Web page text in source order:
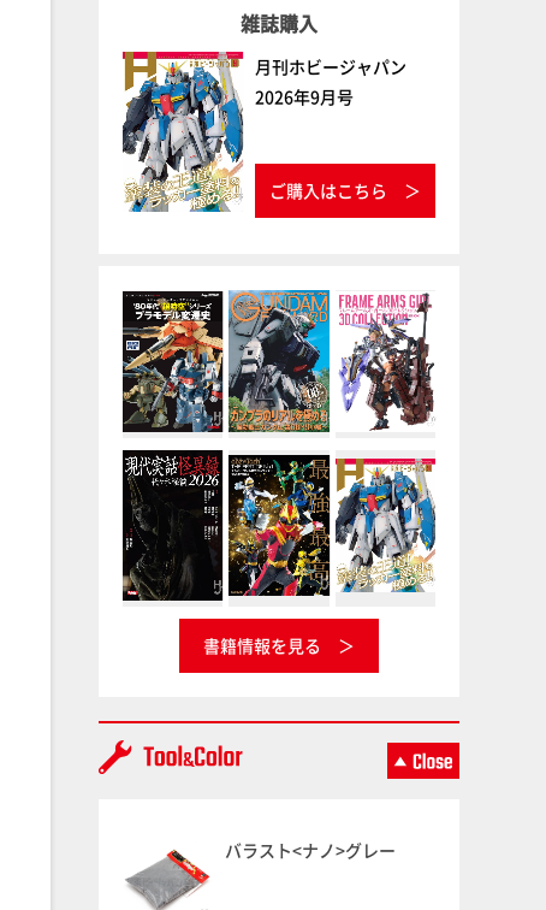
雑誌購入
月刊ホビージャパン
2026年9月号
ご購入はこちら
書籍情報を見る
バラスト<ナノ>グレー